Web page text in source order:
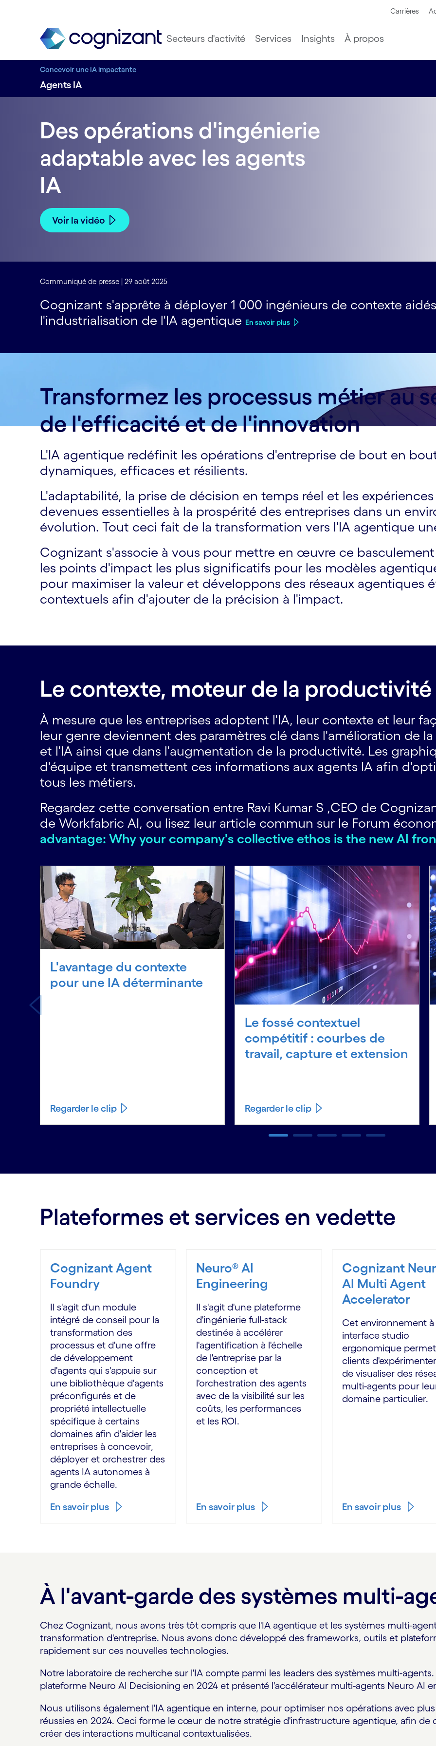
Carrières
Secteurs d'activité Services Insights À propos
Concevoir une IA impactante
Agents IA
Des opérations d'ingénierie
adaptable avec les agents
IA
Voir la vidéo
Communiqué de presse | 29 août 2025
Cognizant s'apprête à déployer 1 000 ingénieurs de contexte
l'industrialisation de l'IA agentique En savoir plus
Transformez les processus métier au
de l'efficacité et de l'innovation
L'IA agentique redéfinit les opérations d'entreprise de bout en
dynamiques, efficaces et résilients.
L'adaptabilité, la prise de décision en temps réel et les
devenues essentielles à la prospérité des entreprises dans un
évolution. Tout ceci fait de la transformation vers l'IA agentique
Cognizant s'associe à vous pour mettre en œuvre ce
les points d'impact les plus significatifs pour les modèles
pour maximiser la valeur et développons des réseaux agentiques
contextuels afin d'ajouter de la précision à l'impact.
Le contexte, moteur de la
À mesure que les entreprises adoptent l'IA, leur contexte et leur
leur genre deviennent des paramètres clé dans l'amélioration de
et l'IA ainsi que dans l'augmentation de la productivité. Les
d'équipe et transmettent ces informations aux agents IA afin
tous les métiers.
Regardez cette conversation entre Ravi Kumar S ,CEO de
de Workfabric AI, ou lisez leur article commun sur le Forum
advantage: Why your company's collective ethos is the new AI
Carousel starts
L'avantage du contexte
pour une IA déterminante
Regarder le clip
Le fossé contextuel
compétitif : courbes de
travail, capture et extension
Regarder le clip
Plateformes et services en vedette
Cognizant Agent
Foundry
Il s'agit d'un module
intégré de conseil pour la
transformation des
processus et d'une offre
de développement
d'agents qui s'appuie sur
une bibliothèque d'agents
préconfigurés et de
propriété intellectuelle
spécifique à certains
domaines afin d'aider les
entreprises à concevoir,
déployer et orchestrer des
agents IA autonomes à
grande échelle.
En savoir plus
Neuro® AI
Engineering
Il s'agit d'une plateforme
d'ingénierie full-stack
destinée à accélérer
l'agentification à l'échelle
de l'entreprise par la
conception et
l'orchestration des agents
avec de la visibilité sur les
coûts, les performances
et les ROI.
En savoir plus
Cognizant
AI Multi Agent
Accelerator
Cet environnement à
interface studio
ergonomique
clients
de visualiser des
multi-agents pour
domaine particulier.
En savoir plus
À l'avant-garde des systèmes multi-
Chez Cognizant, nous avons très tôt compris que l'IA agentique et les systèmes multi-
transformation d'entreprise. Nous avons donc développé des frameworks, outils et
rapidement sur ces nouvelles technologies.
Notre laboratoire de recherche sur l'IA compte parmi les leaders des systèmes multi-
plateforme Neuro AI Decisioning en 2024 et présenté l'accélérateur multi-agents Neuro AI
Nous utilisons également l'IA agentique en interne, pour optimiser nos opérations avec
réussies en 2024. Ceci forme le cœur de notre stratégie d'infrastructure agentique, afin de
créer des interactions multicanal contextualisées.